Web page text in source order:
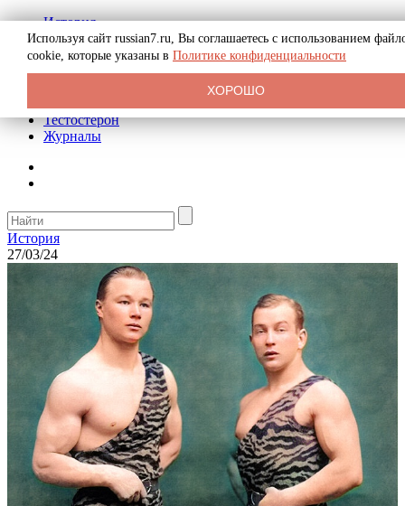
История
Биография
Криминал
Реклама на сайте
Тестостерон
Журналы
История
27/03/24
Используя сайт russian7.ru, Вы соглашаетесь с использованием
cookie, которые указаны в Политике конфиденциальности
ХОРОШО